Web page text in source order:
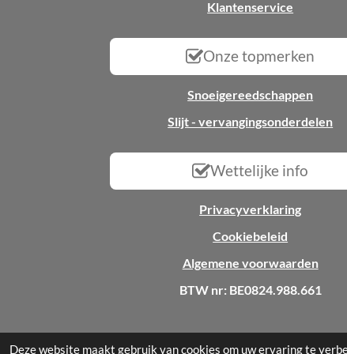
Deze website maakt gebruik van cookies om uw ervaring te
Klantenservice
Onze topmerken
Snoeigereedschappen
Slijt - vervangingsonderdelen
Wettelijke info
Privacyverklaring
Cookiebeleid
Algemene voorwaarden
BTW nr: BE0824.988.661
© 2025 - 2026 All2garden